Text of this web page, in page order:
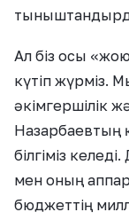
Ал біз осы
күтіп жүрміз.
әкімгершілік
Назарбаевтың
білгіміз
мен оның
бюджеттің